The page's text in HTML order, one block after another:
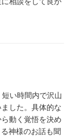
い時間内で沢山
した。具体的な
動く覚悟を決め
神様のお話も聞